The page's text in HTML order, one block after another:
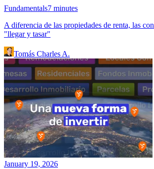
Fundamentals7 minutes
A diferencia de las propiedades de renta, las
"llegar y tasar"
Tomás Charles A.
January 19, 2026